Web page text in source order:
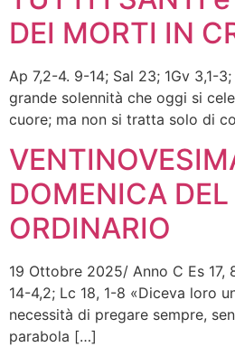
DEI MORTI IN
Ap 7,2-4. 9-14; Sal 23; 1Gv
grande solennità che oggi si
cuore; ma non si tratta solo di
DOMENICA
ORDINARIO
19 Ottobre 2025/ Anno C Es 17,
14-4,2; Lc 18, 1-8 «Diceva loro
necessità di pregare sempre,
parabola […]